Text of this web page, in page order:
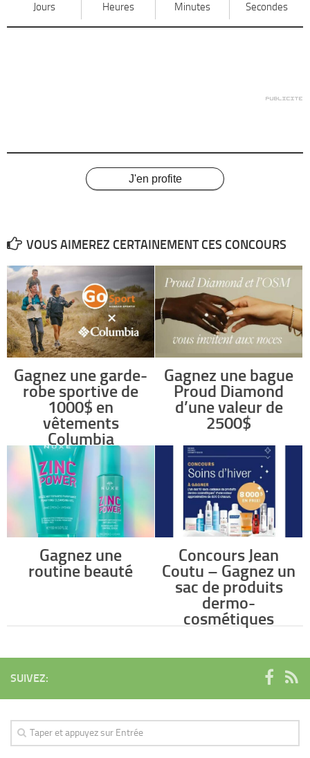
Jours Heures Minutes Secondes
J'en profite
VOUS AIMEREZ CERTAINEMENT CES CONCOURS
Gagnez une garde-
robe sportive de
1000$ en
vêtements
Columbia
Gagnez une bague
Proud Diamond
d’une valeur de
2500$
Gagnez une
routine beauté
Concours Jean
Coutu – Gagnez un
sac de produits
dermo-
cosmétiques
SUIVEZ: